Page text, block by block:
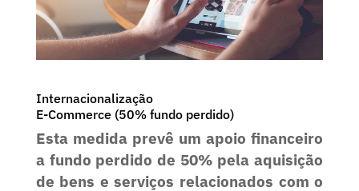
Internacionalização
E-Commerce (50% fundo perdido)
Esta medida prevê um apoio financeiro
a fundo perdido de 50% pela aquisição
de bens e serviços relacionados com o